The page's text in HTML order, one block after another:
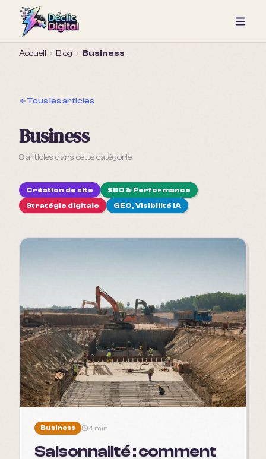
Accueil Blog Business
Tous les articles
Business
8 articles dans cette catégorie
Création de site
SEO & Performance
Stratégie digitale
GEO, Visibilité IA
Business 4 min
Saisonnalité : comment